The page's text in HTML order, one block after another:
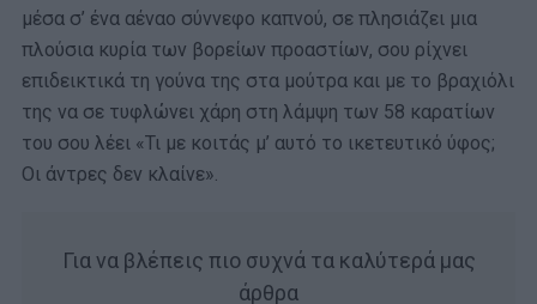
μέσα σ’ ένα αέναο σύννεφο καπνού, σε πλησιάζει μια
πλούσια κυρία των βορείων προαστίων, σου ρίχνει
επιδεικτικά τη γούνα της στα μούτρα και με το βραχιόλι
της να σε τυφλώνει χάρη στη λάμψη των 58 καρατίων
του σου λέει «Τι με κοιτάς μ’ αυτό το ικετευτικό ύφος;
Οι άντρες δεν κλαίνε».
Για να βλέπεις πιο συχνά τα καλύτερά μας
άρθρα